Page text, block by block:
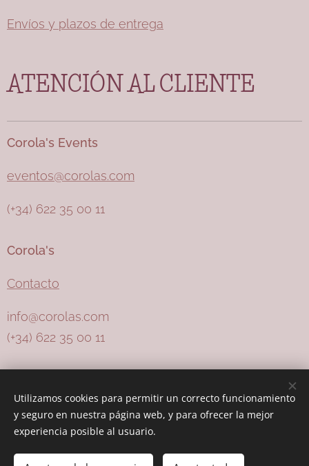
Envíos y plazos de entrega
ATENCIÓN AL CLIENTE
Corola's Events
eventos@corolas.com
(+34) 622 35 00 11
Corola's
Contacto
info@corolas.com
(+34) 622 35 00 11
COLABORACIONES
Utilizamos cookies para permitir un correcto funcionamiento
y seguro en nuestra página web, y para ofrecer la mejor
experiencia posible al usuario.